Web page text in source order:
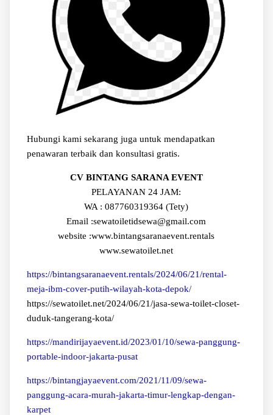
Hubungi kami sekarang juga untuk mendapatkan
penawaran terbaik dan konsultasi gratis.
CV BINTANG SARANA EVENT
PELAYANAN 24 JAM:
WA : 087760319364 (Tety)
Email :sewatoiletidsewa@gmail.com
website :www.bintangsaranaevent.rentals
www.sewatoilet.net
https://bintangsaranaevent.rentals/2024/06/21/rental-
meja-ibm-cover-putih-wilayah-kota-depok/
https://sewatoilet.net/2024/06/21/jasa-sewa-toilet-closet-
duduk-tangerang-kota/
https://mandirijayaevent.id/2023/01/10/sewa-panggung-
portable-indoor-jakarta-pusat
https://bintangjayaevent.com/2021/11/09/sewa-
panggung-acara-murah-jakarta-timur-lengkap-dengan-
karpet